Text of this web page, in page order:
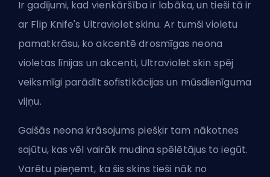
Ir gadījumi, kad vienkāršība ir labāka, un tieši tā ir
ar Flip Knife's Ultraviolet skinu. Ar tumši violetu
pamatkrāsu, ko akcentē drosmīgas neona
violetas līnijas un akcenti, Ultraviolet skin spēj
veiksmīgi parādīt sofistikācijas un mūsdienīguma
viļņu.
Gaišās neona krāsojums piešķir tam nākotnes
sajūtu, kas vēl vairāk mudina spēlētājus to iegūt.
Varētu pieņemt, ka šis skins tieši nāk no